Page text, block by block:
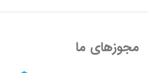
مجوزهای ما